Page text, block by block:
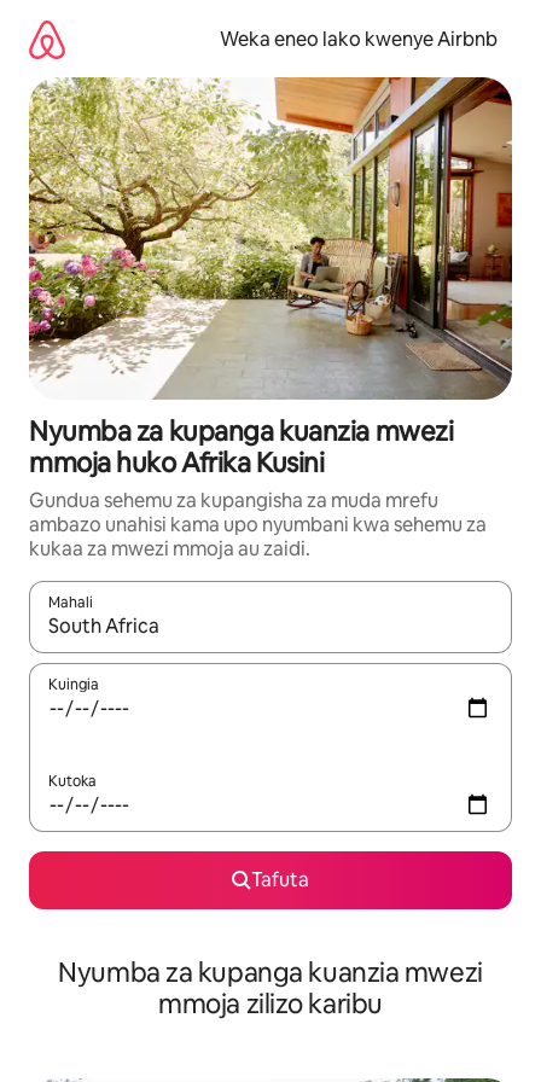
kwenda
kwenye
maudhui
Weka eneo lako kwenye Airbnb
Nyumba za kupanga kuanzia mwezi
mmoja huko Afrika Kusini
Gundua sehemu za kupangisha za muda mrefu
ambazo unahisi kama upo nyumbani kwa sehemu za
kukaa za mwezi mmoja au zaidi.
Mahali
Wakati matokeo yanapatikana, vinjari kwa kutumia vitufe vya
Kuingia
Kutoka
Tafuta
Nyumba za kupanga kuanzia mwezi
mmoja zilizo karibu